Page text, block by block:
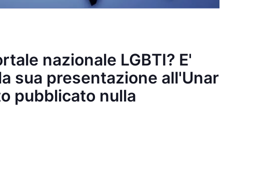
nazionale LGBTI? E'
sua presentazione all'Unar
pubblicato nulla